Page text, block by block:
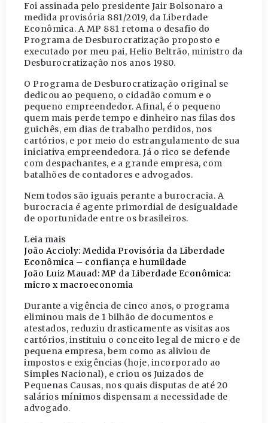
Foi assinada pelo presidente Jair Bolsonaro a
medida provisória 881/2019, da Liberdade
Econômica. A MP 881 retoma o desafio do
Programa de Desburocratização proposto e
executado por meu pai, Helio Beltrão, ministro da
Desburocratização nos anos 1980.
O Programa de Desburocratização original se
dedicou ao pequeno, o cidadão comum e o
pequeno empreendedor. Afinal, é o pequeno
quem mais perde tempo e dinheiro nas filas dos
guichês, em dias de trabalho perdidos, nos
cartórios, e por meio do estrangulamento de sua
iniciativa empreendedora. Já o rico se defende
com despachantes, e a grande empresa, com
batalhões de contadores e advogados.
Nem todos são iguais perante a burocracia. A
burocracia é agente primordial de desigualdade
de oportunidade entre os brasileiros.
Leia mais
João Accioly: Medida Provisória da Liberdade
Econômica – confiança e humildade
João Luiz Mauad: MP da Liberdade Econômica:
micro x macroeconomia
Durante a vigência de cinco anos, o programa
eliminou mais de 1 bilhão de documentos e
atestados, reduziu drasticamente as visitas aos
cartórios, instituiu o conceito legal de micro e de
pequena empresa, bem como as aliviou de
impostos e exigências (hoje, incorporado ao
Simples Nacional), e criou os Juizados de
Pequenas Causas, nos quais disputas de até 20
salários mínimos dispensam a necessidade de
advogado.